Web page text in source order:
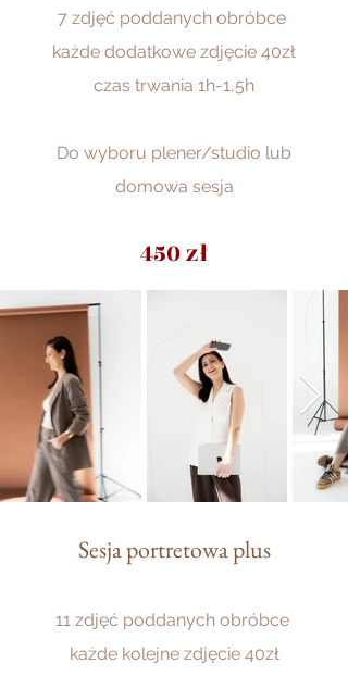
7 zdjęć poddanych obróbce
każde dodatkowe zdjęcie 40zł
czas trwania 1h-1,5h
Do wyboru plener/studio lub
domowa sesja
450 zł
Sesja portretowa plus
11 zdjęć poddanych obróbce
każde kolejne zdjęcie 40zł